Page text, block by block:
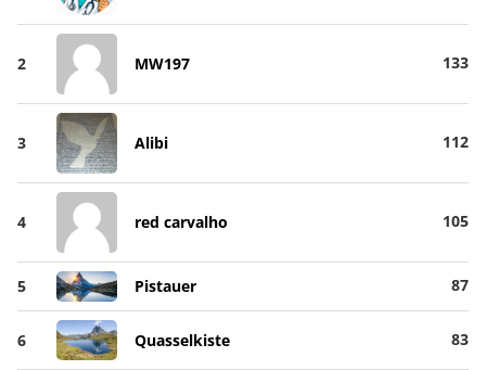
2 MW197 133
3 Alibi 112
4 red carvalho 105
5 Pistauer 87
6 Quasselkiste 83